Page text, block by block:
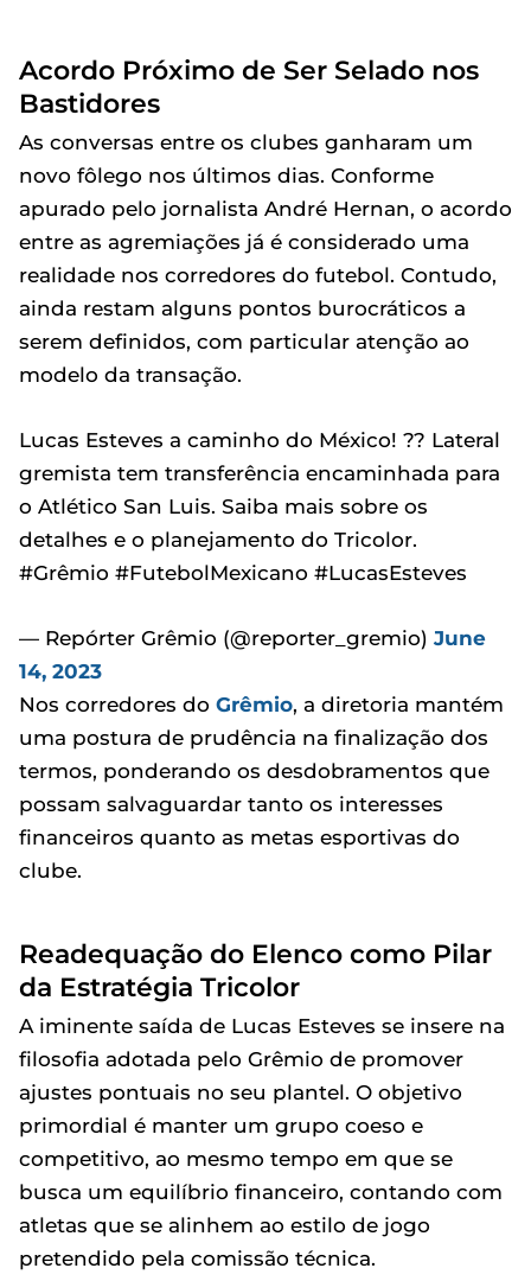
Acordo Próximo de Ser Selado nos
Bastidores
As conversas entre os clubes ganharam um
novo fôlego nos últimos dias. Conforme
apurado pelo jornalista André Hernan, o acordo
entre as agremiações já é considerado uma
realidade nos corredores do futebol. Contudo,
ainda restam alguns pontos burocráticos a
serem definidos, com particular atenção ao
modelo da transação.
Lucas Esteves a caminho do México! ?? Lateral
gremista tem transferência encaminhada para
o Atlético San Luis. Saiba mais sobre os
detalhes e o planejamento do Tricolor.
#Grêmio #FutebolMexicano #LucasEsteves
— Repórter Grêmio (@reporter_gremio) June
14, 2023
Nos corredores do Grêmio, a diretoria mantém
uma postura de prudência na finalização dos
termos, ponderando os desdobramentos que
possam salvaguardar tanto os interesses
financeiros quanto as metas esportivas do
clube.
Readequação do Elenco como Pilar
da Estratégia Tricolor
A iminente saída de Lucas Esteves se insere na
filosofia adotada pelo Grêmio de promover
ajustes pontuais no seu plantel. O objetivo
primordial é manter um grupo coeso e
competitivo, ao mesmo tempo em que se
busca um equilíbrio financeiro, contando com
atletas que se alinhem ao estilo de jogo
pretendido pela comissão técnica.